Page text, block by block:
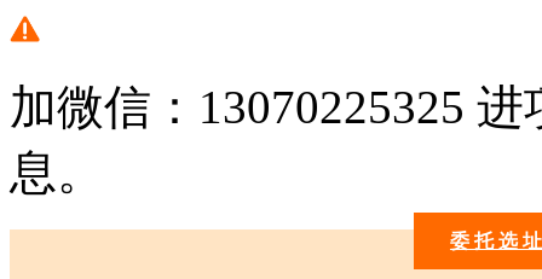
加微信：13070225325
息。
委 托 选 址